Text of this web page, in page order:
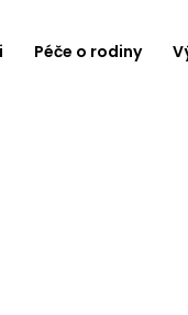
Péče o rodiny